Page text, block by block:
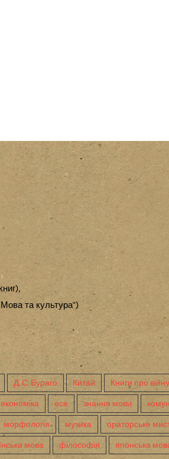
та культура")
Д. С. Бураго Китай Книги про війну
економіка есе знання мови
морфологія музика ораторське
мова філософія японська